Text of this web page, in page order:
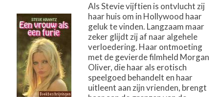
Als Stevie vijftien is ontvlucht zij
haar huis om in Hollywood haar
geluk te vinden. Langzaam maar
zeker glijdt zij af naar algehele
verloedering. Haar ontmoeting
met de gevierde filmheld Morgan
Oliver, die haar als erotisch
speelgoed behandelt en haar
uitleent aan zijn vrienden, brengt